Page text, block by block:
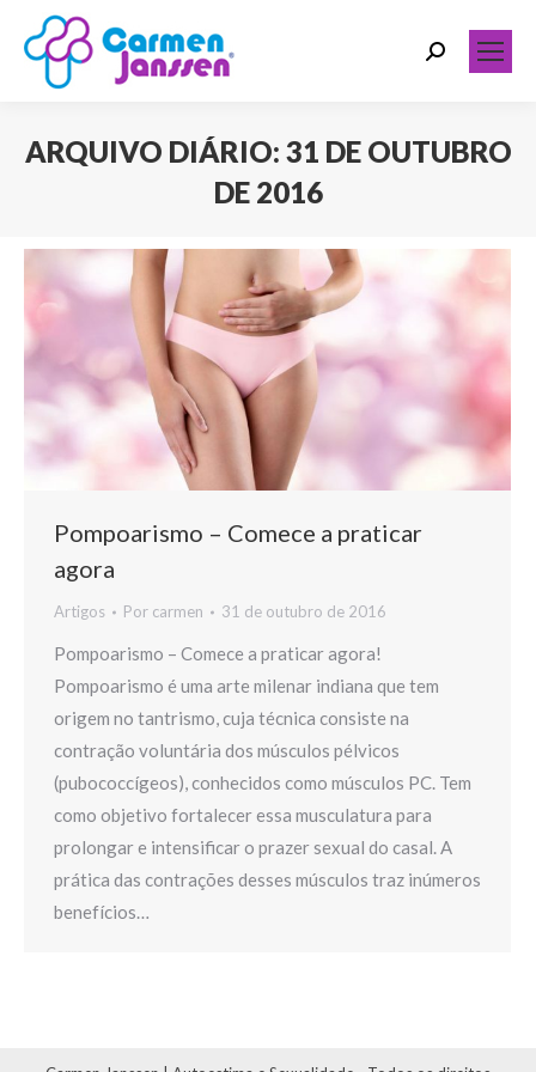
Search:
ARQUIVO DIÁRIO: 31 DE OUTUBRO
DE 2016
Pompoarismo – Comece a praticar
agora
Artigos Por carmen 31 de outubro de 2016
Pompoarismo – Comece a praticar agora!
Pompoarismo é uma arte milenar indiana que tem
origem no tantrismo, cuja técnica consiste na
contração voluntária dos músculos pélvicos
(pubococcígeos), conhecidos como músculos PC. Tem
como objetivo fortalecer essa musculatura para
prolongar e intensificar o prazer sexual do casal. A
prática das contrações desses músculos traz inúmeros
benefícios…